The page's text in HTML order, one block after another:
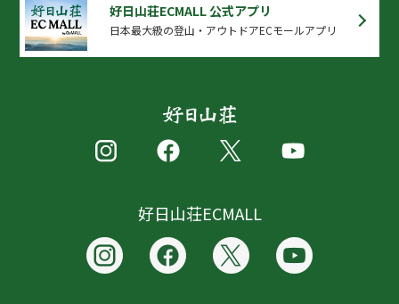
好日山荘ECMALL 公式アプリ
日本最大級の登山・アウトドアECモールアプリ
好日山荘ECMALL